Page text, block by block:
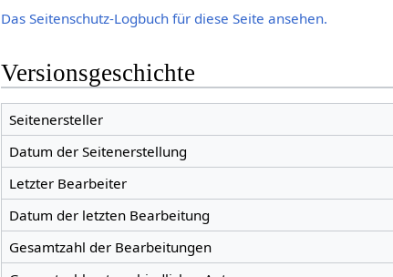
Das Seitenschutz-Logbuch für diese Seite ansehen.
Versionsgeschichte
Seitenersteller
Datum der Seitenerstellung
Letzter Bearbeiter
Datum der letzten Bearbeitung
Gesamtzahl der Bearbeitungen